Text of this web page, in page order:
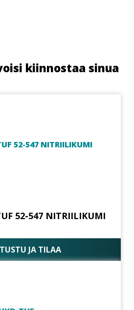
kiinnostaa sinua
52-547 NITRIILIKUMI
JA TILAA